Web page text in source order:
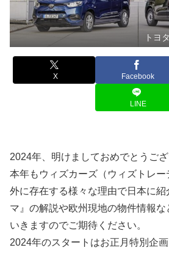
トヨ
X Facebook
LINE
2024年、明けましておめでとうござ
本年もウィズカーズ（ウィズトレ
外に存在する様々な理由で日本に
マ』の解説や欧州現地の物件情報
いきますのでご期待ください。
2024年のスタートはお正月特別企